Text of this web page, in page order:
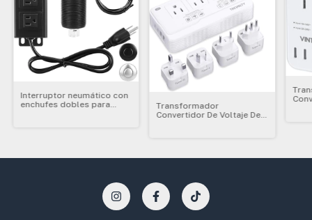
Interruptor neumático con
enchufes dobles para
Transformador
Convertidor De Voltaje De